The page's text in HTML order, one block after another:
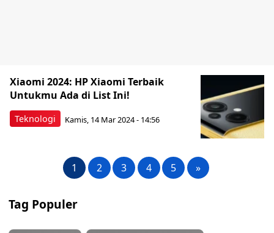
Teknologi
Xiaomi 2024: HP Xiaomi Terbaik
Untukmu Ada di List Ini!
Kamis, 14 Mar 2024 - 14:56
1 2 3 4 5 »
Tag Populer